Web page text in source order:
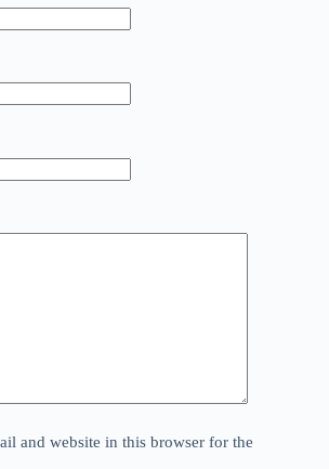
and website in this browser for the